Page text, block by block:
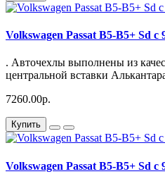
Volkswagen Passat B5-B5+ Sd с
. Авточехлы выполнены из
центральной вставки
7260.00р.
Купить
Volkswagen Passat B5-B5+ Sd с